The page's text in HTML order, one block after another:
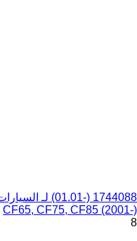
CF65, CF75, CF85 (2001-)
8